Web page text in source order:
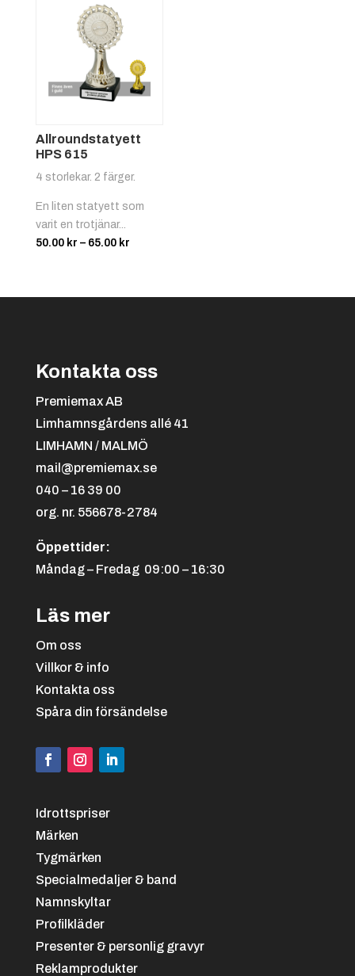
Svart/orange
Allroundstatyett
HPS 615
4 storlekar. 2 färger.
En liten statyett som
varit en trotjänar...
50.00 kr – 65.00 krPrisintervall:
65.00 kr
Kontakta oss
Premiemax AB
Limhamnsgårdens allé 41
LIMHAMN / MALMÖ
mail@premiemax.se
040 – 16 39 00
org. nr. 556678-2784
Öppettider:
Måndag – Fredag 09:00 – 16:30
Läs mer
Om oss
Villkor & info
Kontakta oss
Spåra din försändelse
Idrottspriser
Märken
Tygmärken
Specialmedaljer & band
Namnskyltar
Profilkläder
Presenter & personlig gravyr
Reklamprodukter